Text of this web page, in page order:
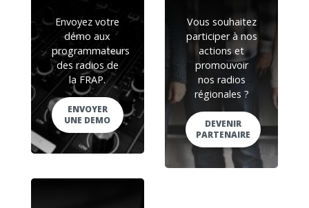
Envoyez votre
démo aux
programmateurs
des radios de
la FRAP.
ENVOYER
UNE DEMO
Vous souhaitez
participer à nos
actions et
promouvoir
nos radios
régionales ?
DEVENIR
PARTENAIRE